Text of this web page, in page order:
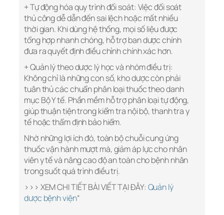
+ Tự động hóa quy trình đối soát: Việc đối soát
thủ công dễ dẫn đến sai lệch hoặc mất nhiều
thời gian. Khi dùng hệ thống, mọi số liệu được
tổng hợp nhanh chóng, hỗ trợ ban dược chính
đưa ra quyết định điều chỉnh chính xác hơn.
+ Quản lý theo dược lý học và nhóm điều trị:
Không chỉ là những con số, kho dược còn phải
tuân thủ các chuẩn phân loại thuốc theo danh
mục Bộ Y tế. Phần mềm hỗ trợ phân loại tự động,
giúp thuận tiện trong kiểm tra nội bộ, thanh tra y
tế hoặc thẩm định bảo hiểm.
Nhờ những lợi ích đó, toàn bộ chuỗi cung ứng
thuốc vận hành mượt mà, giảm áp lực cho nhân
viên y tế và nâng cao độ an toàn cho bệnh nhân
trong suốt quá trình điều trị.
>>> XEM CHI TIẾT BÀI VIẾT TẠI ĐÂY: Quản lý
dược bệnh viện“